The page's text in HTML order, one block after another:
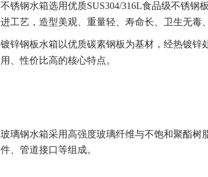
不锈钢水箱选用优质SUS304/316L食品级不锈钢
进工艺，造型美观、重量轻、寿命长、卫生无毒
镀锌钢板水箱以优质碳素钢板为基材，经热镀
用、性价比高的核心特点。
玻璃钢水箱采用高强度玻璃纤维与不饱和聚酯
件、管道接口等组成。